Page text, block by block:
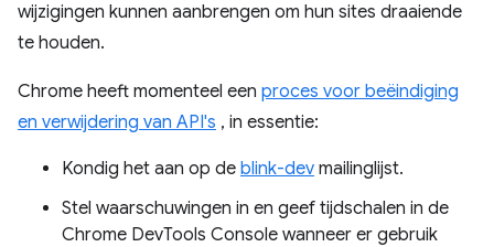
wijzigingen kunnen aanbrengen om hun sites draaiende
te houden.
Chrome heeft momenteel een proces voor beëindiging
en verwijdering van API's , in essentie:
Kondig het aan op de blink-dev mailinglijst.
Stel waarschuwingen in en geef tijdschalen in de
Chrome DevTools Console wanneer er gebruik